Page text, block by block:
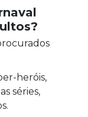
heróis,
séries,